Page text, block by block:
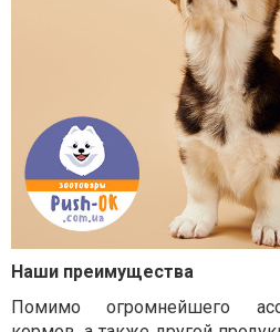
Наши преимущества
Помимо огромнейшего